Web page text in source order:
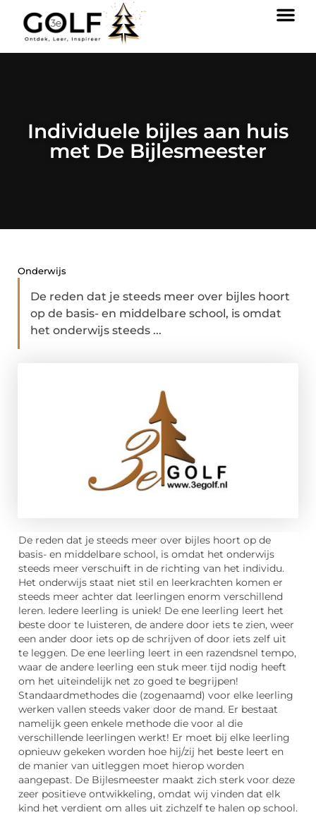
Individuele bijles aan huis
met De Bijlesmeester
Onderwijs
De reden dat je steeds meer over bijles hoort
op de basis- en middelbare school, is omdat
het onderwijs steeds ...
De reden dat je steeds meer over bijles hoort op de
basis- en middelbare school, is omdat het onderwijs
steeds meer verschuift in de richting van het individu.
Het onderwijs staat niet stil en leerkrachten komen er
steeds meer achter dat leerlingen enorm verschillend
leren. Iedere leerling is uniek! De ene leerling leert het
beste door te luisteren, de andere door iets te zien, weer
een ander door iets op de schrijven of door iets zelf uit
te leggen. De ene leerling leert in een razendsnel tempo,
waar de andere leerling een stuk meer tijd nodig heeft
om het uiteindelijk net zo goed te begrijpen!
Standaardmethodes die (zogenaamd) voor elke leerling
werken vallen steeds vaker door de mand. Er bestaat
namelijk geen enkele methode die voor al die
verschillende leerlingen werkt! Er moet bij elke leerling
opnieuw gekeken worden hoe hij/zij het beste leert en
de manier van uitleggen moet hierop worden
aangepast. De Bijlesmeester maakt zich sterk voor deze
zeer positieve ontwikkeling, omdat wij vinden dat elk
kind het verdient om alles uit zichzelf te halen op school.